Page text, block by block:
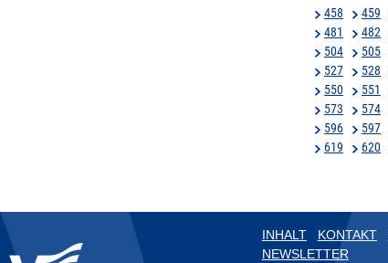
458
459
481
482
504
505
527
528
550
551
573
574
596
597
619
620
INHALT KONTAKT
NEWSLETTER